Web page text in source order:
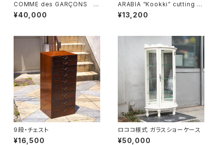
COMME des GARÇONS 一
枚布
¥40,000
ARABIA “Kookki” cutting b
oard
¥13,200
9段・チェスト
¥16,500
ロココ様式 ガラスショーケース
¥50,000